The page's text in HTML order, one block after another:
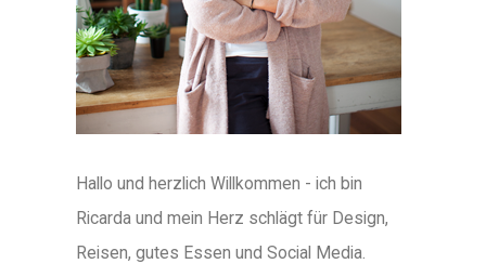
Hallo und herzlich Willkommen - ich bin
Ricarda und mein Herz schlägt für Design,
Reisen, gutes Essen und Social Media.